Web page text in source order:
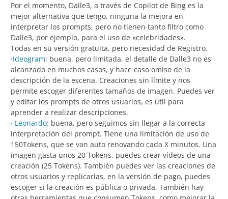
Por el momento, Dalle3, a través de Copilot de Bing es la
mejor alternativa que tengo, ninguna la mejora en
interpretar los prompts, pero no tienen tanto filtro como
Dalle3, por ejemplo, para el uso de «celebridades».
Todas en su versión gratuita, pero necesidad de Registro.
·Ideogram: buena, pero limitada, el detalle de Dalle3 no es
alcanzado en muchos casos, y hace caso omiso de la
descripción de la escena. Creaciones sin límite y nos
permite escoger diferentes tamaños de imagen. Puedes ver
y editar los prompts de otros usuarios, es útil para
aprender a realizar descripciones.
· Leonardo: buena, pero seguimos sin llegar a la correcta
interpretación del prompt. Tiene una limitación de uso de
150Tokens, que se van auto renovando cada X minutos. Una
imagen gasta unos 20 Tokens, puedes crear vídeos de una
creación (25 Tokens). También puedes ver las creaciones de
otros usuarios y replicarlas, en la versión de pago, puedes
escoger si la creación es pública o privada. También hay